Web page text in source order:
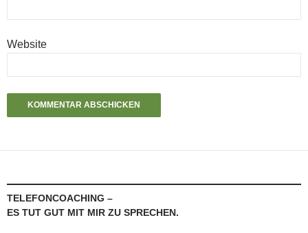
Website
TELEFONCOACHING –
ES TUT GUT MIT MIR ZU SPRECHEN.